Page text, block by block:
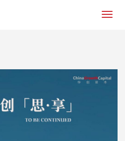
Toggle